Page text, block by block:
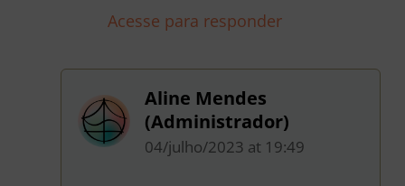
Acesse para responder
Aline Mendes
(Administrador)
04/julho/2023 at 19:49